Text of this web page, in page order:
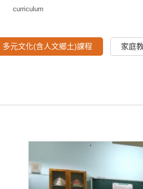
curriculum
多元文化(含人文鄉土)課程 家庭